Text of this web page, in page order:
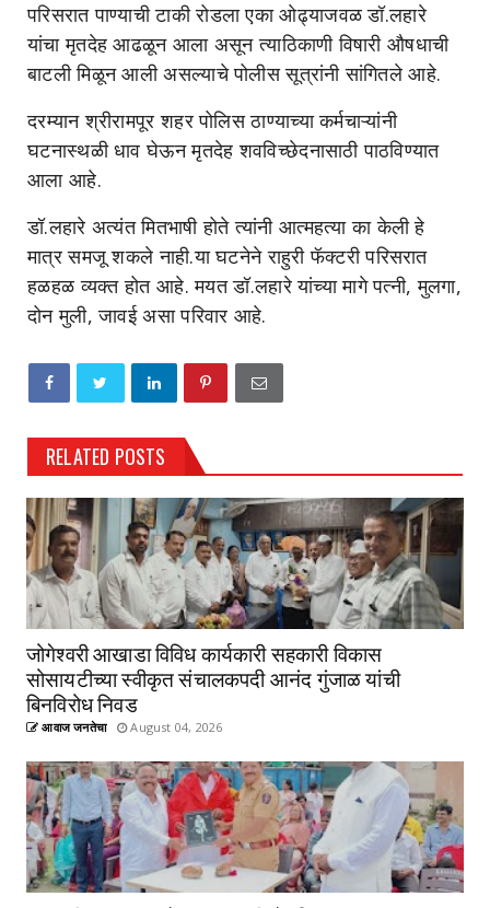
परिसरात पाण्याची टाकी रोडला एका ओढ्याजवळ डॉ.लहारे
यांचा मृतदेह आढळून आला असून त्याठिकाणी विषारी औषधाची
बाटली मिळून आली असल्याचे पोलीस सूत्रांनी सांगितले आहे.
दरम्यान श्रीरामपूर शहर पोलिस ठाण्याच्या कर्मचाऱ्यांनी
घटनास्थळी धाव घेऊन मृतदेह शवविच्छेदनासाठी पाठविण्यात
आला आहे.
डॉ.लहारे अत्यंत मितभाषी होते त्यांनी आत्महत्या का केली हे
मात्र समजू शकले नाही.या घटनेने राहुरी फॅक्टरी परिसरात
हळहळ व्यक्त होत आहे. मयत डॉ.लहारे यांच्या मागे पत्नी, मुलगा,
दोन मुली, जावई असा परिवार आहे.
RELATED POSTS
जोगेश्वरी आखाडा विविध कार्यकारी सहकारी विकास
सोसायटीच्या स्वीकृत संचालकपदी आनंद गुंजाळ यांची
बिनविरोध निवड
आवाज जनतेचा August 04, 2026